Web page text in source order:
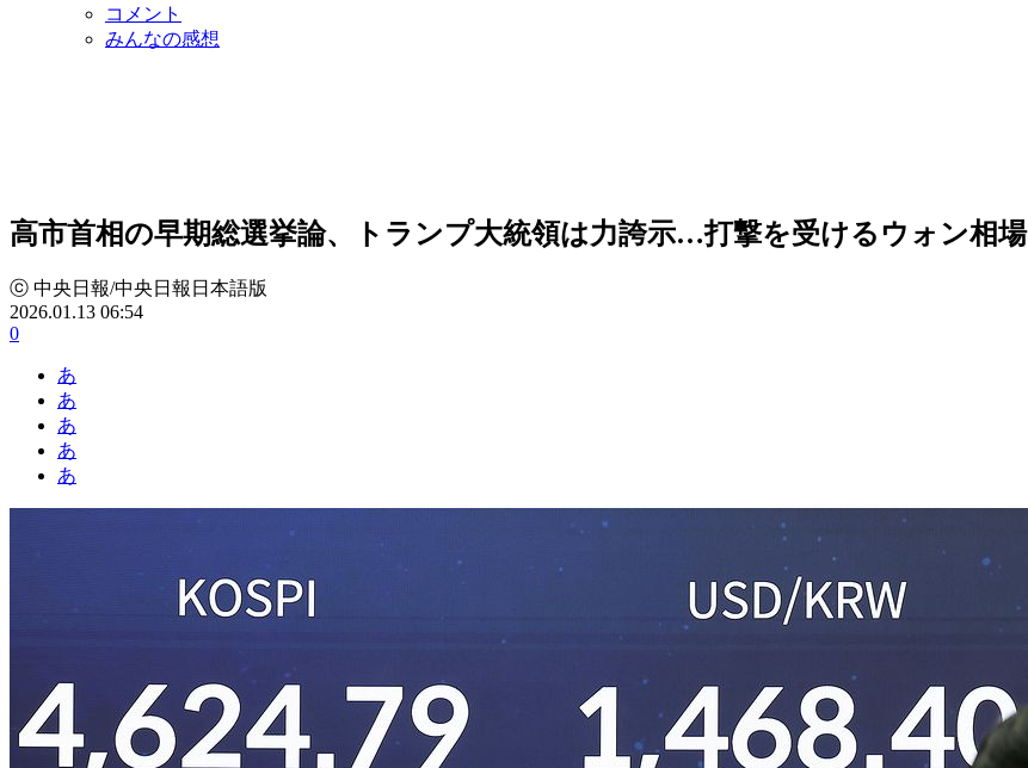
コメント
みんなの感想
高市首相の早期総選挙論、トランプ大統領は力誇示…打撃を受けるウォン相場
ⓒ 中央日報/中央日報日本語版
2026.01.13 06:54
0
あ
あ
あ
あ
あ